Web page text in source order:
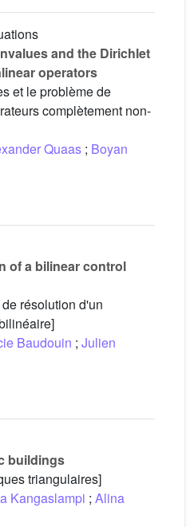
and the Dirichlet
operators
et le problème de
complètement non-
Quaas ; Boyan
of a bilinear control
résolution d'un
Baudouin ; Julien
buildings
triangulaires]
Kangaslampi ; Alina